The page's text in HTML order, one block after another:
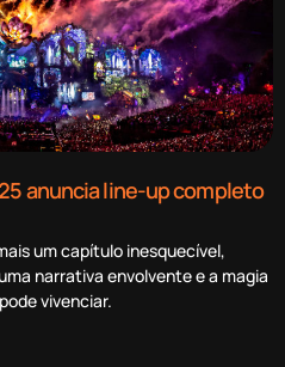
anuncia line-up completo
um capítulo inesquecível,
narrativa envolvente e a magia
vivenciar.